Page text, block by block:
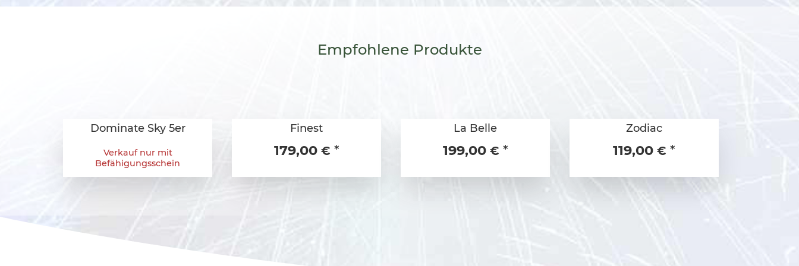
Empfohlene Produkte
Dominate Sky 5er
Verkauf nur mit
Befähigungsschein
Finest
179,00 € *
La Belle
199,00 € *
Zodiac
119,00€ *